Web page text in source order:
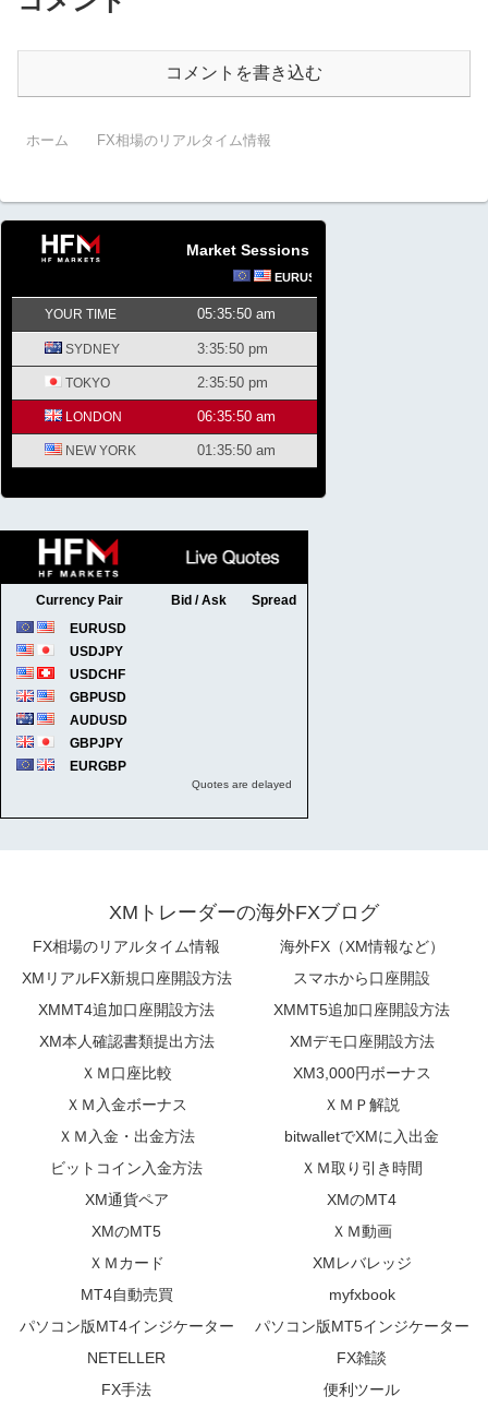
コメントを書き込む
ホーム FX相場のリアルタイム情報
Market Sessions
XMトレーダーの海外FXブログ
FX相場のリアルタイム情報
海外FX（XM情報など）
XMリアルFX新規口座開設方法
スマホから口座開設
XMMT4追加口座開設方法
XMMT5追加口座開設方法
XM本人確認書類提出方法
XMデモ口座開設方法
ＸＭ口座比較
XM3,000円ボーナス
ＸＭ入金ボーナス
ＸＭＰ解説
ＸＭ入金・出金方法
bitwalletでXMに入出金
ビットコイン入金方法
ＸＭ取り引き時間
XM通貨ペア
XMのMT4
XMのMT5
ＸＭ動画
ＸＭカード
XMレバレッジ
MT4自動売買
myfxbook
パソコン版MT4インジケーター
パソコン版MT5インジケーター
NETELLER
FX雑談
FX手法
便利ツール